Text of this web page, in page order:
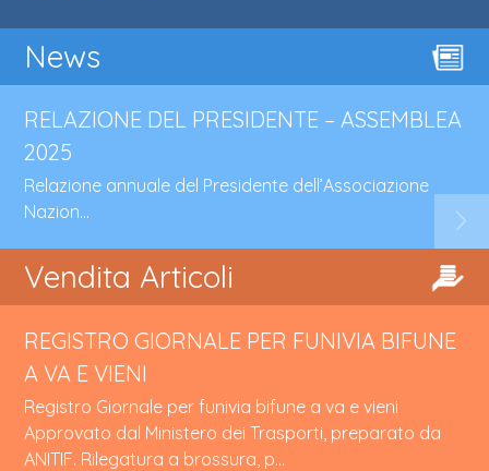
News
RELAZIONE DEL PRESIDENTE – ASSEMBLEA
2025
Relazione annuale del Presidente dell’Associazione
Nazion...
Vendita Articoli
REGISTRO GIORNALE PER FUNIVIA BIFUNE
A VA E VIENI
Registro Giornale per funivia bifune a va e vieni
Approvato dal Ministero dei Trasporti, preparato da
ANITIF. Rilegatura a brossura, p...